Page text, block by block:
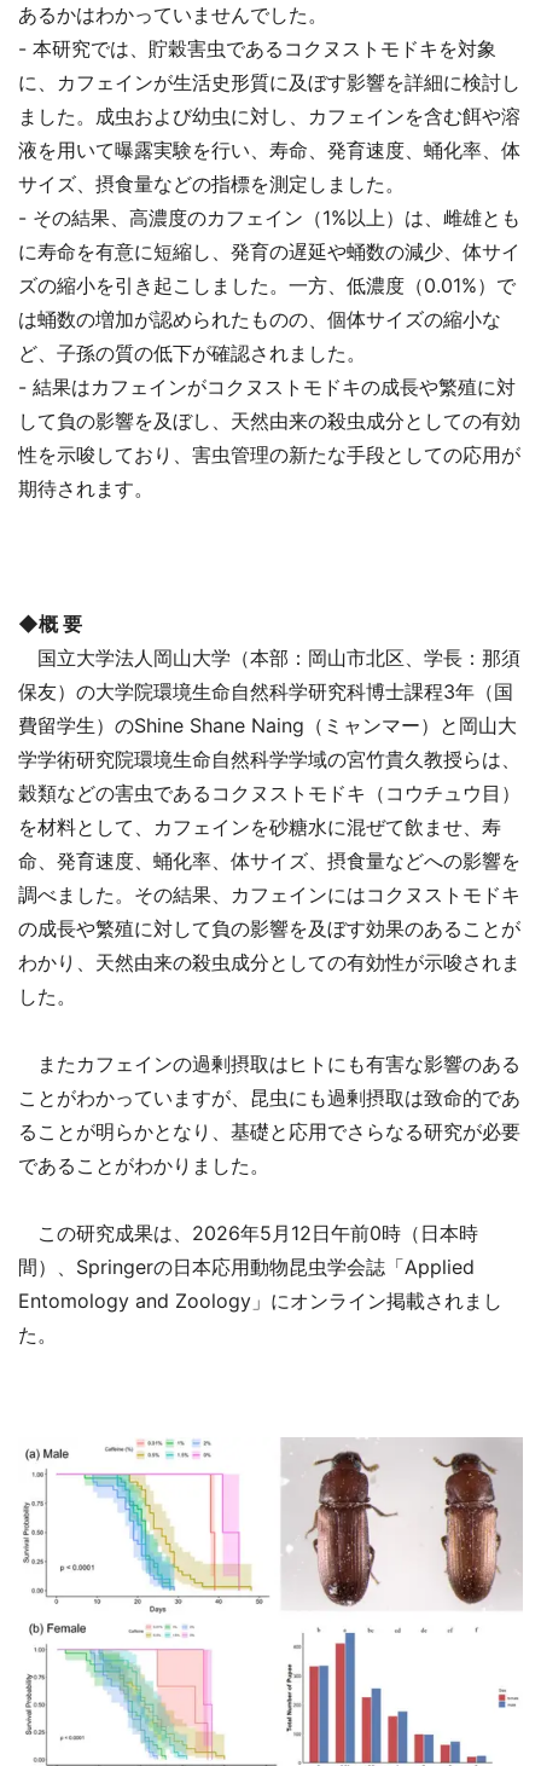
あるかはわかっていませんでした。
- 本研究では、貯穀害虫であるコクヌストモドキを対象
に、カフェインが生活史形質に及ぼす影響を詳細に検討し
ました。成虫および幼虫に対し、カフェインを含む餌や溶
液を用いて曝露実験を行い、寿命、発育速度、蛹化率、体
サイズ、摂食量などの指標を測定しました。
- その結果、高濃度のカフェイン（1%以上）は、雌雄とも
に寿命を有意に短縮し、発育の遅延や蛹数の減少、体サイ
ズの縮小を引き起こしました。一方、低濃度（0.01%）で
は蛹数の増加が認められたものの、個体サイズの縮小な
ど、子孫の質の低下が確認されました。
- 結果はカフェインがコクヌストモドキの成長や繁殖に対
して負の影響を及ぼし、天然由来の殺虫成分としての有効
性を示唆しており、害虫管理の新たな手段としての応用が
期待されます。
◆概 要
国立大学法人岡山大学（本部：岡山市北区、学長：那須
保友）の大学院環境生命自然科学研究科博士課程3年（国
費留学生）のShine Shane Naing（ミャンマー）と岡山大
学学術研究院環境生命自然科学学域の宮竹貴久教授らは、
穀類などの害虫であるコクヌストモドキ（コウチュウ目）
を材料として、カフェインを砂糖水に混ぜて飲ませ、寿
命、発育速度、蛹化率、体サイズ、摂食量などへの影響を
調べました。その結果、カフェインにはコクヌストモドキ
の成長や繁殖に対して負の影響を及ぼす効果のあることが
わかり、天然由来の殺虫成分としての有効性が示唆されま
した。
またカフェインの過剰摂取はヒトにも有害な影響のある
ことがわかっていますが、昆虫にも過剰摂取は致命的であ
ることが明らかとなり、基礎と応用でさらなる研究が必要
であることがわかりました。
この研究成果は、2026年5月12日午前0時（日本時
間）、Springerの日本応用動物昆虫学会誌「Applied
Entomology and Zoology」にオンライン掲載されまし
た。